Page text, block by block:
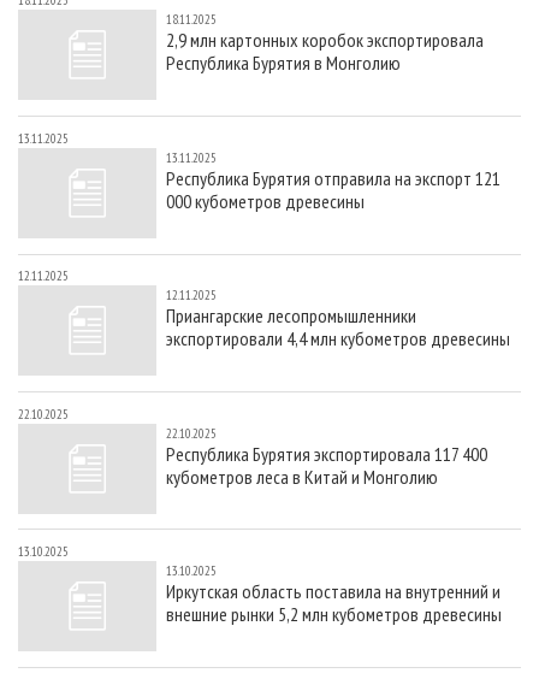
СУШКА ДРЕВЕСИНЫ
ПРОИЗВОДСТВО ДРЕВЕСНЫХ ПЛИТ
ДЕРЕВЯННОЕ ДОМОСТРОЕНИЕ
ПРОИЗВОДСТВО МЕБЕЛИ
БИОЭНЕРГЕТИКА
ЦБП
ИНСТРУМЕНТ И МАТЕРИАЛЫ
ПЕРСОНЫ
МОБИЛЬНЫЕ ВЫСТАВКИ
ОФИЦИАЛЬНЫЕ ДЕЛЕГАЦИИ
ПРИОРИТЕТНЫЕ ИНВЕСТПРОЕКТЫ
RUSSIAN FORESTRY REVIEW
ГАЗЕТА ЛЕСПРОМФОРУМ
БИБЛИОТЕКА СПЕЦИАЛИСТА
РЕКЛАМА НА САЙТЕ
18.11.2025
2,9 млн картонных коробок экспортировала
Республика Бурятия в Монголию
13.11.2025
13.11.2025
Республика Бурятия отправила на экспорт 121
000 кубометров древесины
12.11.2025
12.11.2025
Приангарские лесопромышленники
экспортировали 4,4 млн кубометров древесины
22.10.2025
22.10.2025
Республика Бурятия экспортировала 117 400
кубометров леса в Китай и Монголию
13.10.2025
13.10.2025
Иркутская область поставила на внутренний и
внешние рынки 5,2 млн кубометров древесины